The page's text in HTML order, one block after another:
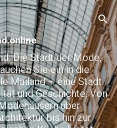
Die Stadt der Mode,
Sie ein in die
Mailand – eine Stadt
und Geschichte. Von
über
bis hin zur